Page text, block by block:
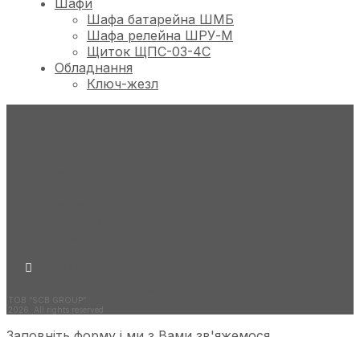
Шафа батарейна ШМБ
Шафа релейна ШРУ-М
Щиток ЩПС-03-4С
Обладнання
Ключ-жезл
ТОВ “SCB GROUP”
2026. All rights reserved